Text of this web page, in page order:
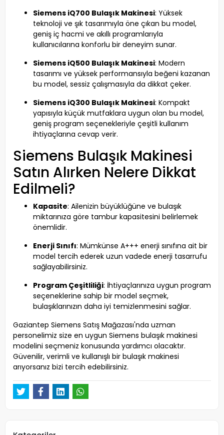
Siemens iQ700 Bulaşık Makinesi: Yüksek
teknoloji ve şık tasarımıyla öne çıkan bu model,
geniş iç hacmi ve akıllı programlarıyla
kullanıcılarına konforlu bir deneyim sunar.
Siemens iQ500 Bulaşık Makinesi: Modern
tasarımı ve yüksek performansıyla beğeni kazanan
bu model, sessiz çalışmasıyla da dikkat çeker.
Siemens iQ300 Bulaşık Makinesi: Kompakt
yapısıyla küçük mutfaklara uygun olan bu model,
geniş program seçenekleriyle çeşitli kullanım
ihtiyaçlarına cevap verir.
Siemens Bulaşık Makinesi
Satın Alırken Nelere Dikkat
Edilmeli?
Kapasite: Ailenizin büyüklüğüne ve bulaşık
miktarınıza göre tambur kapasitesini belirlemek
önemlidir.
Enerji Sınıfı: Mümkünse A+++ enerji sınıfına ait bir
model tercih ederek uzun vadede enerji tasarrufu
sağlayabilirsiniz.
Program Çeşitliliği: İhtiyaçlarınıza uygun program
seçeneklerine sahip bir model seçmek,
bulaşıklarınızın daha iyi temizlenmesini sağlar.
Gaziantep Siemens Satış Mağazası'nda uzman
personelimiz size en uygun Siemens bulaşık makinesi
modelini seçmeniz konusunda yardımcı olacaktır.
Güvenilir, verimli ve kullanışlı bir bulaşık makinesi
arıyorsanız bizi tercih edebilirsiniz.